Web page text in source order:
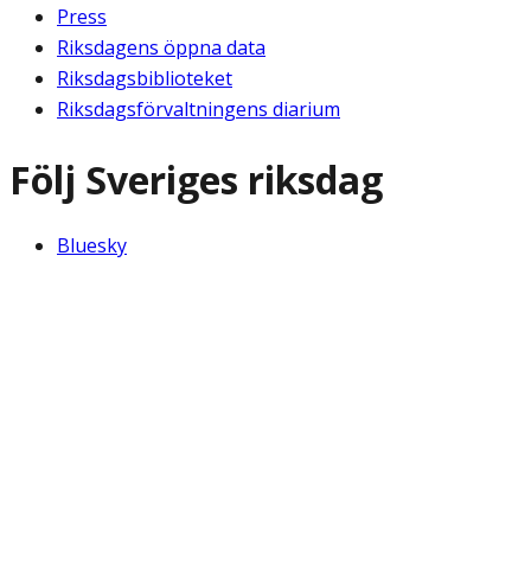
Press
Riksdagens öppna data
Riksdagsbiblioteket
Riksdagsförvaltningens diarium
Följ Sveriges riksdag
Bluesky